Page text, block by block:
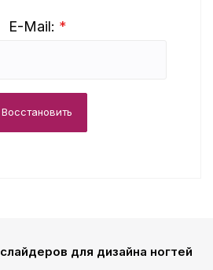
E-Mail: *
для дизайна ногтей